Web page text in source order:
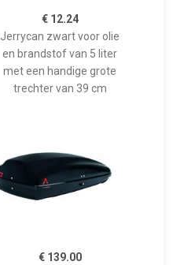
€ 12.24
Jerrycan zwart voor olie
en brandstof van 5 liter
met een handige grote
trechter van 39 cm
€ 139.00